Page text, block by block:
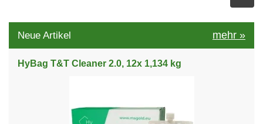
Neue Artikel mehr »
HyBag T&T Cleaner 2.0, 12x 1,134 kg